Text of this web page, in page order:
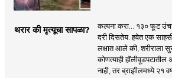
थरार की मृत्यूचा सापळा?
कल्पना करा... १३० फूट
दरी दिसतेय. हवेत एक
लक्षात आले की, शरीराला
कोणत्याही
नाही, तर ब्राझीलमध्ये २१